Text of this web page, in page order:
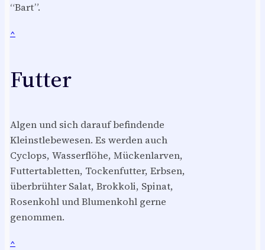
“Bart”.
^
Futter
Algen und sich darauf befindende
Kleinstlebewesen. Es werden auch
Cyclops, Wasserflöhe, Mückenlarven,
Futtertabletten, Tockenfutter, Erbsen,
überbrühter Salat, Brokkoli, Spinat,
Rosenkohl und Blumenkohl gerne
genommen.
^